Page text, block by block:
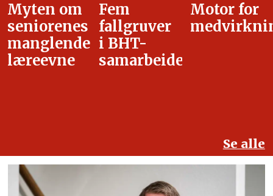
Fem
fallgruver
i BHT-
samarbeidet
Motor for
medvirkning
i
Se alle